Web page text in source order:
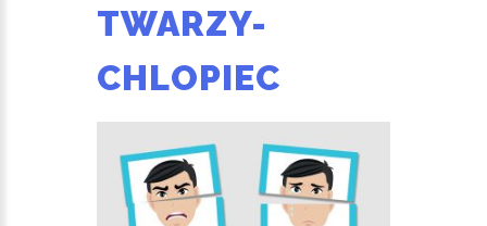
TWARZY-
CHLOPIEC